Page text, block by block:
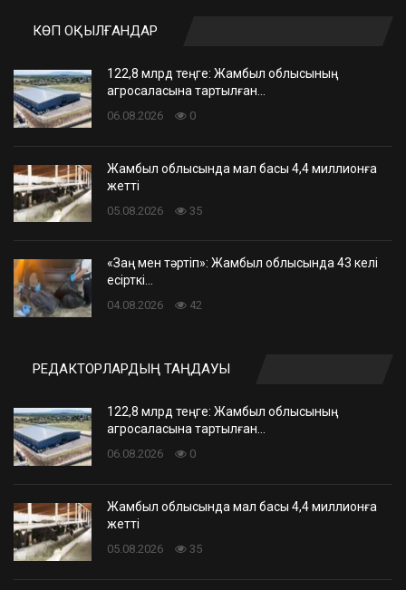
КӨП ОҚЫЛҒАНДАР
122,8 млрд теңге: Жамбыл облысының
агросаласына тартылған…
06.08.2026 0
Жамбыл облысында мал басы 4,4 миллионға
жетті
05.08.2026 35
«Заң мен тәртіп»: Жамбыл облысында 43 келі
есірткі…
04.08.2026 42
РЕДАКТОРЛАРДЫҢ ТАҢДАУЫ
122,8 млрд теңге: Жамбыл облысының
агросаласына тартылған…
06.08.2026 0
Жамбыл облысында мал басы 4,4 миллионға
жетті
05.08.2026 35